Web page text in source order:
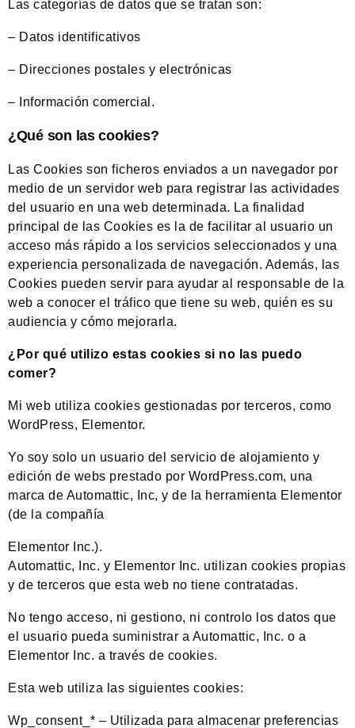
Las categorías de datos que se tratan son:
– Datos identificativos
– Direcciones postales y electrónicas
– Información comercial.
¿Qué son las cookies?
Las Cookies son ficheros enviados a un navegador por
medio de un servidor web para registrar las actividades
del usuario en una web determinada. La finalidad
principal de las Cookies es la de facilitar al usuario un
acceso más rápido a los servicios seleccionados y una
experiencia personalizada de navegación. Además, las
Cookies pueden servir para ayudar al responsable de la
web a conocer el tráfico que tiene su web, quién es su
audiencia y cómo mejorarla.
¿Por qué utilizo estas cookies si no las puedo
comer?
Mi web utiliza cookies gestionadas por terceros, como
WordPress, Elementor.
Yo soy solo un usuario del servicio de alojamiento y
edición de webs prestado por WordPress.com, una
marca de Automattic, Inc, y de la herramienta Elementor
(de la compañía
Elementor Inc.).
Automattic, Inc. y Elementor Inc. utilizan cookies propias
y de terceros que esta web no tiene contratadas.
No tengo acceso, ni gestiono, ni controlo los datos que
el usuario pueda suministrar a Automattic, Inc. o a
Elementor Inc. a través de cookies.
Esta web utiliza las siguientes cookies:
Wp_consent_* – Utilizada para almacenar preferencias